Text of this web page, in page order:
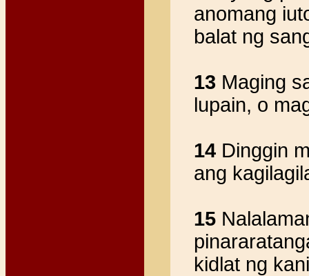
anomang
balat ng
13 Maging
lupain, o
14 Dinggin
ang
15
kidlat ng